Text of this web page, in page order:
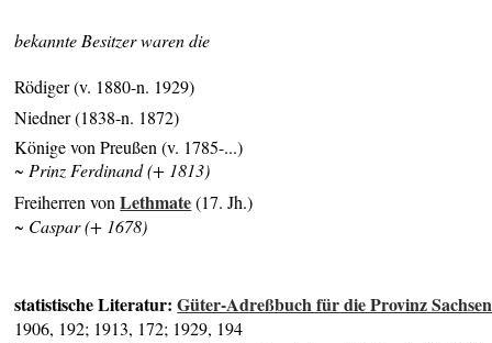
bekannte Besitzer waren die
Rödiger (v. 1880-n. 1929)
Niedner (1838-n. 1872)
Könige von Preußen (v. 1785-...)
~ Prinz Ferdinand (+ 1813)
Freiherren vonLethmate(17. Jh.)
~ Caspar (+ 1678)
statistische Literatur:Güter-Adreßbuch für die Provinz Sachsen
1906, 192; 1913, 172; 1929, 194